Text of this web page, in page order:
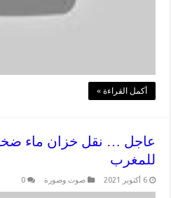
أكمل القراءة »
عاجل … نقل خزان ماء
للمغرب
6 أكتوبر 2021 صوت وصورة 0